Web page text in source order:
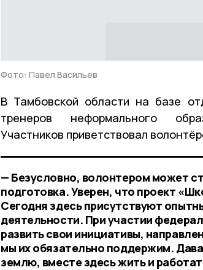
Фото: Павел Васильев
В Тамбовской области на базе
тренеров неформального
Участников приветствовал
— Безусловно, волонтером может
подготовка. Уверен, что проект
Сегодня здесь присутствуют
деятельности. При участии
развить свои инициативы,
мы их обязательно поддержим.
землю, вместе здесь жить и